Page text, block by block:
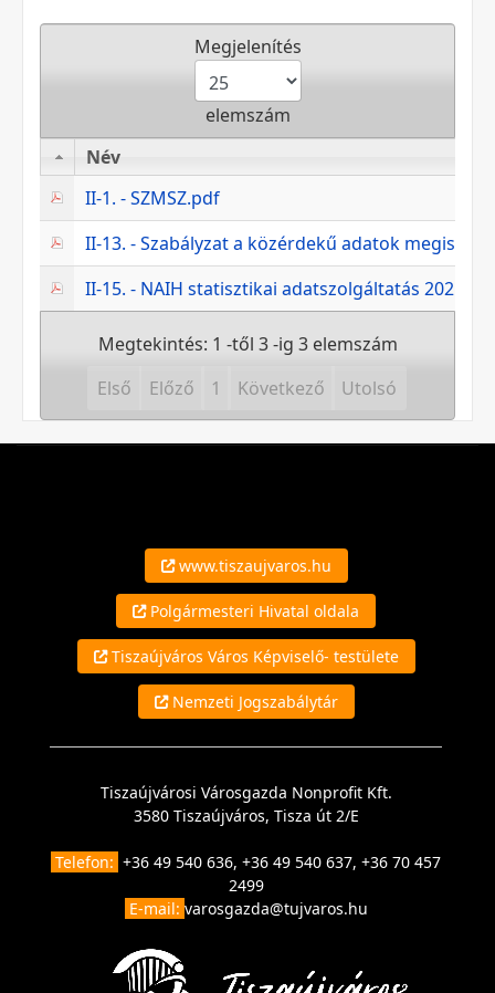
Megjelenítés
elemszám
Név
Név
II-1. - SZMSZ.pdf
II-13. - Szabályzat a közérdekű adatok
II-15. - NAIH statisztikai adatszolgáltatás 2025.
Megtekintés: 1 -től 3 -ig 3 elemszám
Első
Előző 1 Következő Utolsó
www.tiszaujvaros.hu
Polgármesteri Hivatal oldala
Tiszaújváros Város Képviselő- testülete
Nemzeti Jogszabálytár
Tiszaújvárosi Városgazda Nonprofit Kft.
3580 Tiszaújváros, Tisza út 2/E
Telefon: +36 49 540 636, +36 49 540 637, +36 70 457
2499
E-mail: varosgazda@tujvaros.hu